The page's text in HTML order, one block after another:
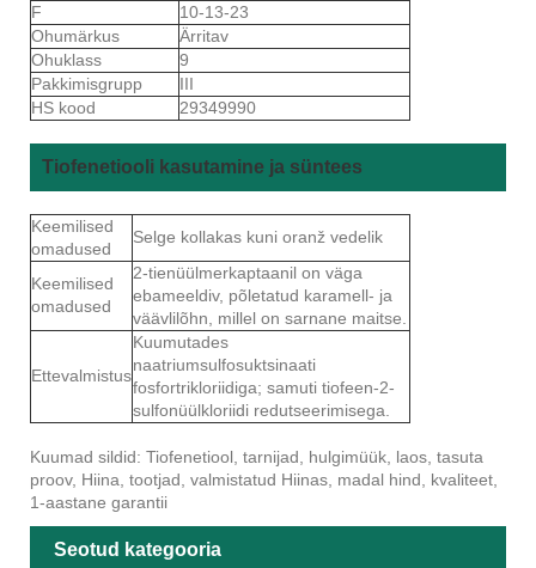
F
10-13-23
Ohumärkus
Ärritav
Ohuklass
9
Pakkimisgrupp
III
HS kood
29349990
Tiofenetiooli kasutamine ja süntees
Keemilised
omadused
Selge kollakas kuni oranž vedelik
Keemilised
omadused
2-tienüülmerkaptaanil on väga
ebameeldiv, põletatud karamell- ja
väävlilõhn, millel on sarnane maitse.
Ettevalmistus
Kuumutades
naatriumsulfosuktsinaati
fosfortrikloriidiga; samuti tiofeen-2-
sulfonüülkloriidi redutseerimisega.
Kuumad sildid: Tiofenetiool, tarnijad, hulgimüük, laos, tasuta
proov, Hiina, tootjad, valmistatud Hiinas, madal hind, kvaliteet,
1-aastane garantii
Seotud kategooria